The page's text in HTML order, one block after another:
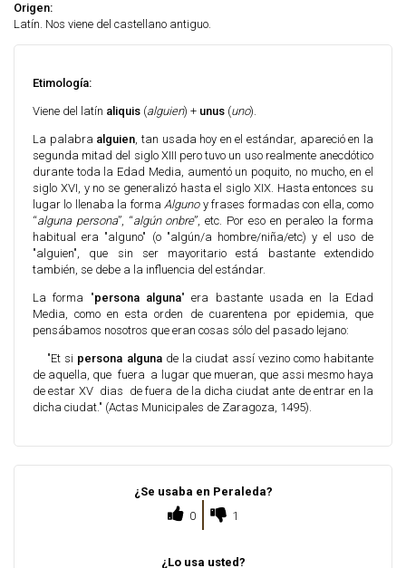
Origen:
Latín. Nos viene del castellano antiguo.
Etimología:
Viene del latín aliquis (alguien) + unus (uno).
La palabra alguien, tan usada hoy en el estándar, apareció en la
segunda mitad del siglo XIII pero tuvo un uso realmente anecdótico
durante toda la Edad Media, aumentó un poquito, no mucho, en el
siglo XVI, y no se generalizó hasta el siglo XIX. Hasta entonces su
lugar lo llenaba la formaAlgunoy frases formadas con ella, como
“alguna persona”, “algún onbre”, etc. Por eso en peraleo la forma
habitual era "alguno" (o "algún/a hombre/niña/etc) y el uso de
"alguien", que sin ser mayoritario está bastante extendido
también, se debe a la influencia del estándar.
La forma "persona alguna" era bastante usada en la Edad
Media, como en esta orden de cuarentena por epidemia, que
pensábamos nosotros que eran cosas sólo del pasado lejano:
"Et si persona algunade la ciudat assí vezino como habitante
de aquella, que fuera a lugar que mueran, que assi mesmo haya
de estar XV dias de fuera de la dicha ciudat ante de entrar en la
dicha ciudat." (Actas Municipales de Zaragoza, 1495).
¿Se usaba en Peraleda?
0
1
¿Lo usa usted?